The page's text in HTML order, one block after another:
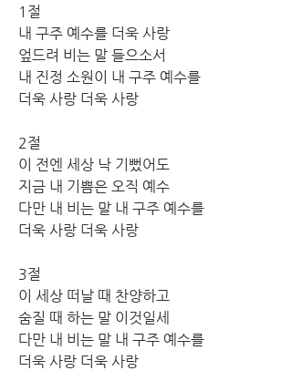
1절
내 구주 예수를 더욱 사랑
엎드려 비는 말 들으소서
내 진정 소원이 내 구주 예수를
더욱 사랑 더욱 사랑
2절
이 전엔 세상 낙 기뻤어도
지금 내 기쁨은 오직 예수
다만 내 비는 말 내 구주 예수를
더욱 사랑 더욱 사랑
3절
이 세상 떠날 때 찬양하고
숨질 때 하는 말 이것일세
다만 내 비는 말 내 구주 예수를
더욱 사랑 더욱 사랑